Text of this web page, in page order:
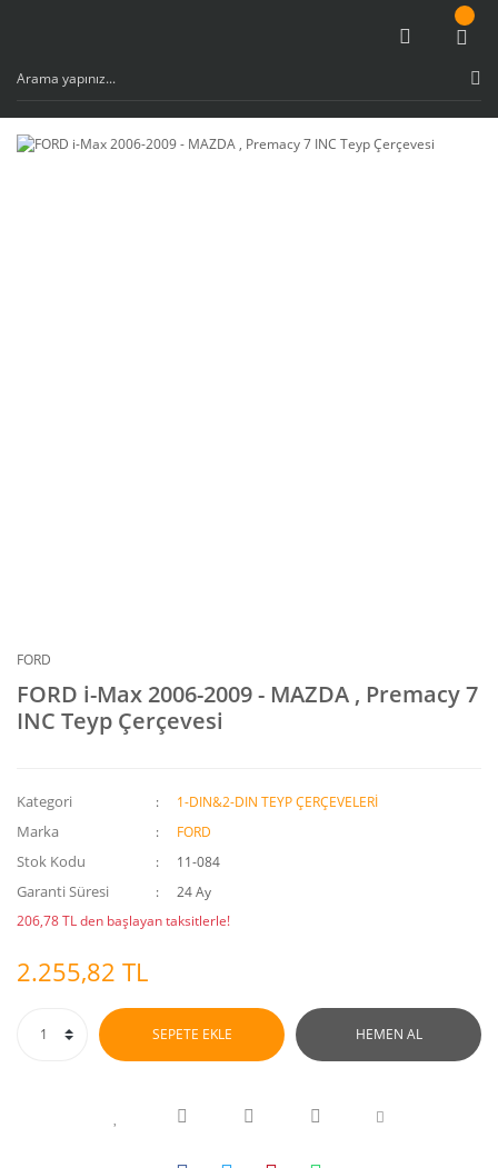
FORD
FORD i-Max 2006-2009 - MAZDA , Premacy 7
INC Teyp Çerçevesi
Kategori 1-DIN&2-DIN TEYP ÇERÇEVELERİ
Marka FORD
Stok Kodu 11-084
Garanti Süresi
24 Ay
206,78 TL den başlayan taksitlerle!
2.255,82 TL
SEPETE EKLE HEMEN AL